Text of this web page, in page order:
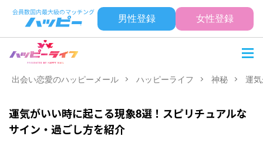
男性登録 女性登録
出会い恋愛のハッピーメール ハッピーライフ 神秘 運
運気がいい時に起こる現象8選！スピリチュアルな
サイン・過ごし方を紹介